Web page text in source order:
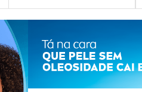
FECHAR
FECHAR
Laboratório
Por Menos